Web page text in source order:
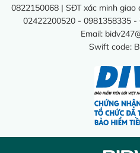
0822150068 | SĐT xác minh
02422200520 - 0981358335
Email:
Swift code: